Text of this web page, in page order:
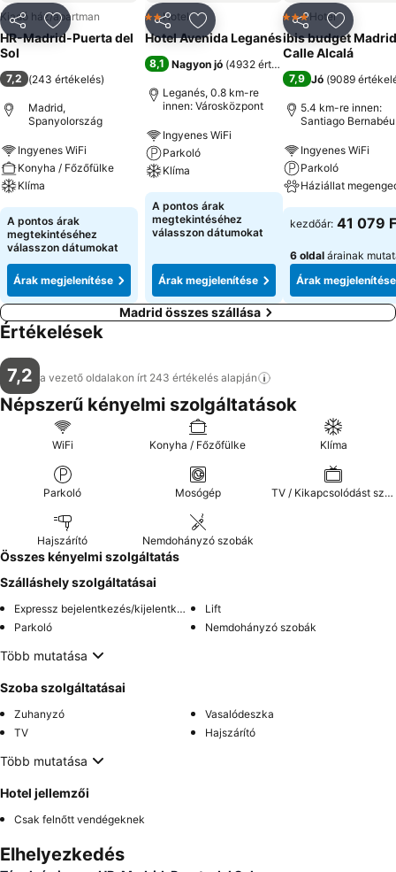
MegosztásHozzáadás a kedvencekhez
Kiadó ház/apartman
HR-Madrid-Puerta del
Sol
7,2 (243 értékelés)
Madrid,
Spanyolország
Ingyenes WiFi
Konyha / Főzőfülke
Klíma
A pontos árak
megtekintéséhez
válasszon dátumokat
Árak megjelenítése
MegosztásHozzáadás a kedvencekhez
2 Kategória
Hotel
Hotel Avenida Leganés
8,1 Nagyon jó (4932 értékelés
Leganés, 0.8 km-re
innen: Városközpont
Ingyenes WiFi
Parkoló
Klíma
A pontos árak
megtekintéséhez
válasszon dátumokat
Árak megjelenítése
Megosztás
3 Kategória
Hotel
ibis budget Madrid
Calle Alcalá
7,9 Jó (9089
5.4 km-re innen:
Santiago Bernabéu
Ingyenes WiFi
Parkoló
Háziállat
kezdőár: 41 079
6 oldal árainak
Árak megjelenítése
Madrid összes szállása
Értékelések
7,2 a vezető oldalakon írt 243 értékelés alapján
Népszerű kényelmi szolgáltatások
WiFi Konyha / Főzőfülke Klíma
Parkoló Mosógép TV / Kikapcsolódást szolgáló extrák
Hajszárító Nemdohányzó szobák
Összes kényelmi szolgáltatás
Szálláshely szolgáltatásai
Expressz bejelentkezés/kijelentkezés
Lift
Parkoló
Nemdohányzó szobák
Több mutatása
Szoba szolgáltatásai
Zuhanyzó
Vasalódeszka
TV
Hajszárító
Több mutatása
Hotel jellemzői
Csak felnőtt vendégeknek
Elhelyezkedés